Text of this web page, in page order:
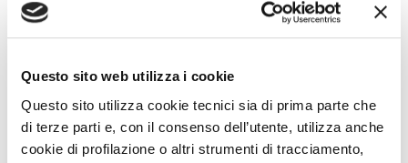
Questo sito web utilizza i cookie
Questo sito utilizza cookie tecnici sia di prima parte che
di terze parti e, con il consenso dell’utente, utilizza anche
cookie di profilazione o altri strumenti di tracciamento,